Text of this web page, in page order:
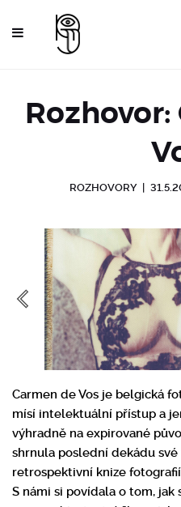
ROZHOVORY
Carmen de Vos je belgická
mísí intelektuální přístup a
výhradně na expirované
shrnula poslední dekádu
retrospektivní knize
S námi si povídala o tom, jak